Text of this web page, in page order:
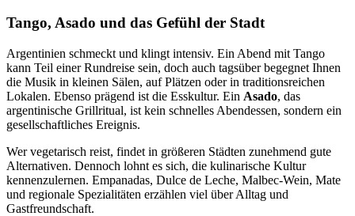
Tango, Asado und das Gefühl der Stadt
Argentinien schmeckt und klingt intensiv. Ein Abend mit Tango
kann Teil einer Rundreise sein, doch auch tagsüber begegnet Ihnen
die Musik in kleinen Sälen, auf Plätzen oder in traditionsreichen
Lokalen. Ebenso prägend ist die Esskultur. Ein Asado, das
argentinische Grillritual, ist kein schnelles Abendessen, sondern ein
gesellschaftliches Ereignis.
Wer vegetarisch reist, findet in größeren Städten zunehmend gute
Alternativen. Dennoch lohnt es sich, die kulinarische Kultur
kennenzulernen. Empanadas, Dulce de Leche, Malbec-Wein, Mate
und regionale Spezialitäten erzählen viel über Alltag und
Gastfreundschaft.